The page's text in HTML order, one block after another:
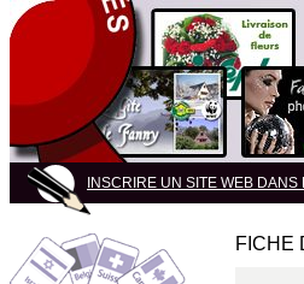
INSCRIRE UN SITE WEB
FICHE